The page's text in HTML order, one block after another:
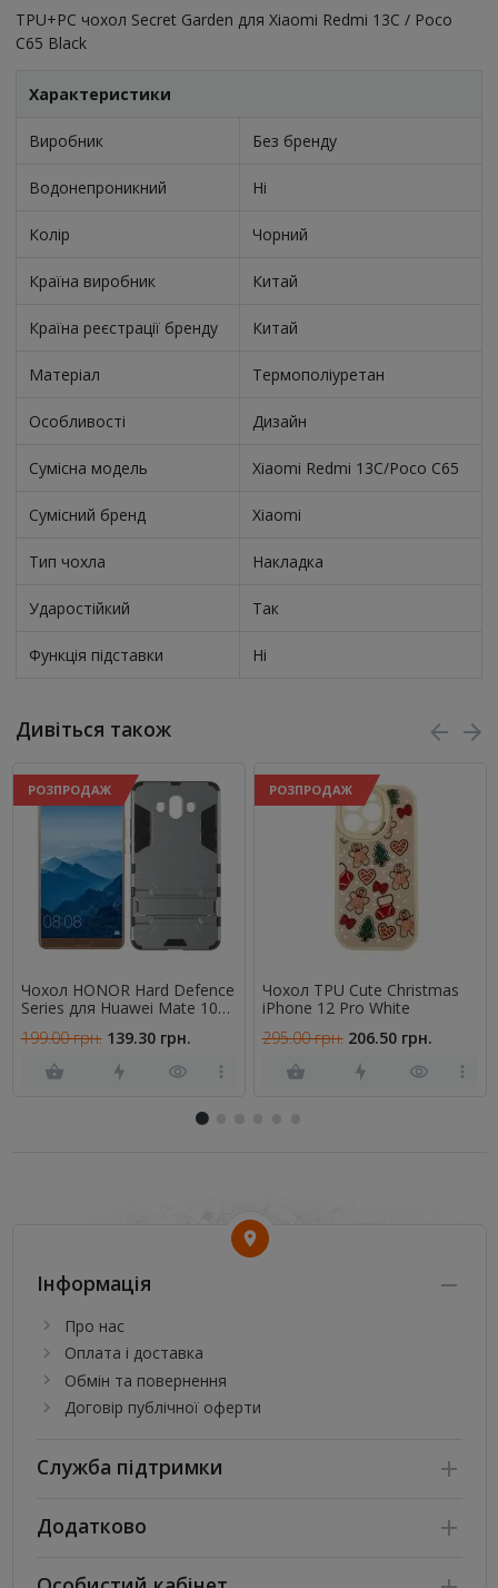
TPU+PC чохол Secret Garden для Xiaomi Redmi 13C / Poco
C65 Black
Характеристики
Виробник Без бренду
Водонепроникний Ні
Колір Чорний
Країна виробник Китай
Країна реєстрації бренду Китай
Матеріал Термополіуретан
Особливості Дизайн
Сумісна модель Xiaomi Redmi 13C/Poco C65
Сумісний бренд Xiaomi
Тип чохла Накладка
Ударостійкий Так
Функція підставки Ні
Дивіться також
РОЗПРОДАЖ
Чохол HONOR Hard Defence
Series для Huawei Mate 10
199.00 грн. 139.30 грн.
РОЗПРОДАЖ
Чохол TPU Cute Christmas
iPhone 12 Pro White
295.00 грн. 206.50 грн.
Інформація
Про нас
Оплата і доставка
Обмін та повернення
Договір публічної оферти
Служба підтримки
Додатково